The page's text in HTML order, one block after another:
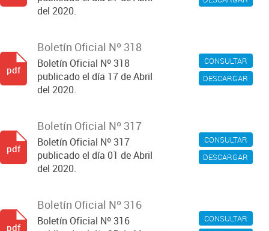
del 2020.
CONSULTAR
DESCARGAR
Boletín Oficial Nº 318
Boletín Oficial Nº 318
publicado el día 17 de Abril
del 2020.
pdf
CONSULTAR
DESCARGAR
Boletín Oficial Nº 317
Boletín Oficial Nº 317
publicado el día 01 de Abril
del 2020.
pdf
CONSULTAR
Boletín Oficial Nº 316
Boletín Oficial Nº 316
pdf